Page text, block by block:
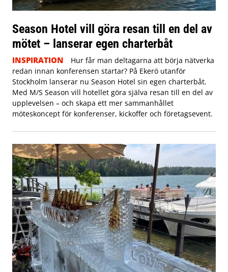
Season Hotel vill göra resan till en del av
mötet – lanserar egen charterbåt
INSPIRATION
Hur får man deltagarna att börja nätverka
redan innan konferensen startar? På Ekerö utanför
Stockholm lanserar nu Season Hotel sin egen charterbåt.
Med M/S Season vill hotellet göra själva resan till en del av
upplevelsen – och skapa ett mer sammanhållet
möteskoncept för konferenser, kickoffer och företagsevent.